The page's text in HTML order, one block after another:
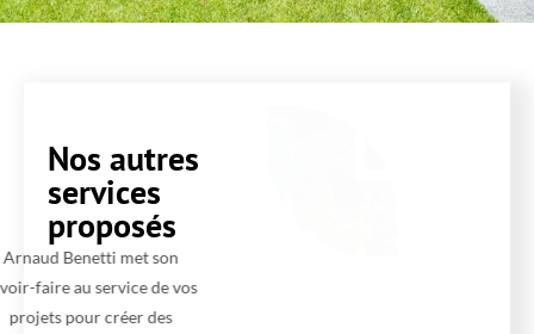
Nos autres
services
proposés
Arnaud Benetti met son
savoir-faire au service de vos
projets pour créer des